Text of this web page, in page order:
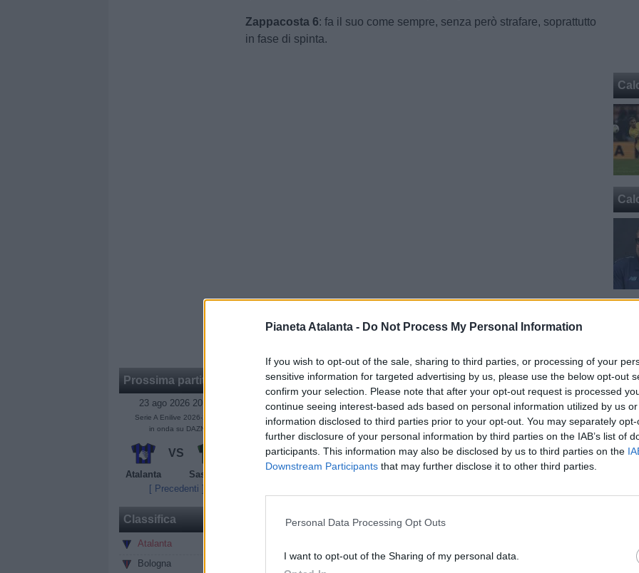
Pianeta Atalanta - Do Not Process My Personal Information
If you wish to opt-out of the sale, sharing to third parties, or processing of your
sensitive information for targeted advertising by us, please use the below opt-out
confirm your selection. Please note that after your opt-out request is processed
continue seeing interest-based ads based on personal information utilized by us
information disclosed to third parties prior to your opt-out. You may separately
further disclosure of your personal information by third parties on the IAB’s list of
participants. This information may also be disclosed by us to third parties on the
Downstream Participants that may further disclose it to other third parties.
Personal Data Processing Opt Outs
I want to opt-out of the Sharing of my personal data.
Prossima partita
23 ago 2026 20:45
Serie A Enilive 2026-2027
in onda su DAZN
VS
Atalanta
Sassuolo
[ Precedenti ]
Classifica
Atalanta
Bologna
Zappacosta 6: fa il suo come sempre, senza però strafare, soprattutto
in fase di spinta.
girando e lui non deve fare gli straordinari. Serata di gestione.
Ederson 6: forse da lui ci si aspetta sempre qualcosa in più... cresce